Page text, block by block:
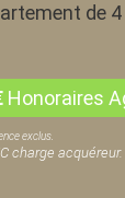
de 4
Honoraires
exclus.
charge acquéreur.